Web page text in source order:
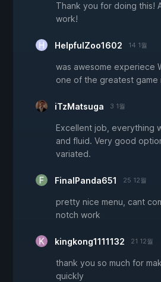
Thank you for doing this!
work!
HelpfulZoo1602 14 1월
was awesome experiece
one of the greatest game
iTzMatsuga 3 1월
Excellent job, everything
and fluid. Very good
variated.
FinalPanda651 25 12월
pretty nice menu, cant
notch work
kingkong1111132 21 12월
thank you so much for
quickly